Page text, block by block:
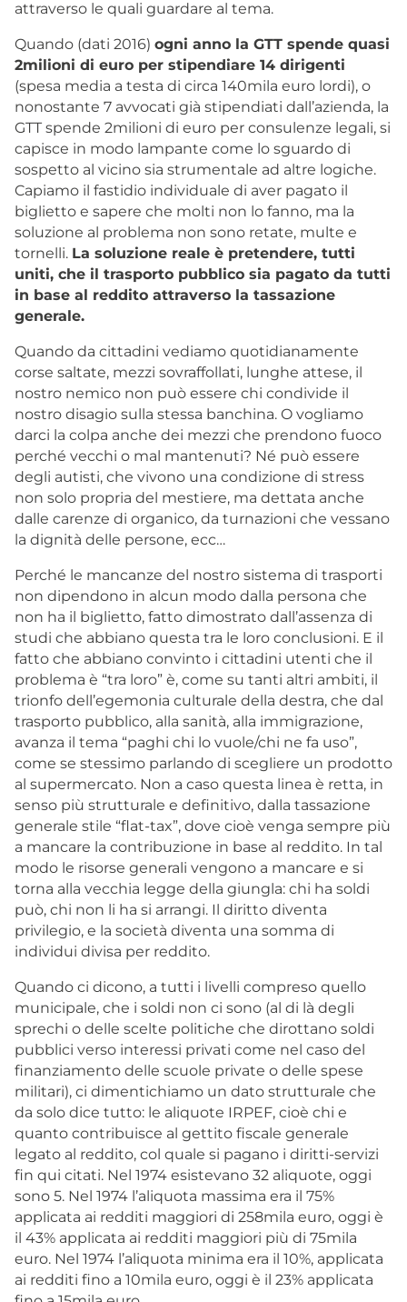
attraverso le quali guardare al tema.
Quando (dati 2016) ogni anno la GTT spende quasi
2milioni di euro per stipendiare 14 dirigenti
(spesa media a testa di circa 140mila euro lordi), o
nonostante 7 avvocati già stipendiati dall’azienda, la
GTT spende 2milioni di euro per consulenze legali, si
capisce in modo lampante come lo sguardo di
sospetto al vicino sia strumentale ad altre logiche.
Capiamo il fastidio individuale di aver pagato il
biglietto e sapere che molti non lo fanno, ma la
soluzione al problema non sono retate, multe e
tornelli. La soluzione reale è pretendere, tutti
uniti, che il trasporto pubblico sia pagato da tutti
in base al reddito attraverso la tassazione
generale.
Quando da cittadini vediamo quotidianamente
corse saltate, mezzi sovraffollati, lunghe attese, il
nostro nemico non può essere chi condivide il
nostro disagio sulla stessa banchina. O vogliamo
darci la colpa anche dei mezzi che prendono fuoco
perché vecchi o mal mantenuti? Né può essere
degli autisti, che vivono una condizione di stress
non solo propria del mestiere, ma dettata anche
dalle carenze di organico, da turnazioni che vessano
la dignità delle persone, ecc…
Perché le mancanze del nostro sistema di trasporti
non dipendono in alcun modo dalla persona che
non ha il biglietto, fatto dimostrato dall’assenza di
studi che abbiano questa tra le loro conclusioni. E il
fatto che abbiano convinto i cittadini utenti che il
problema è “tra loro” è, come su tanti altri ambiti, il
trionfo dell’egemonia culturale della destra, che dal
trasporto pubblico, alla sanità, alla immigrazione,
avanza il tema “paghi chi lo vuole/chi ne fa uso”,
come se stessimo parlando di scegliere un prodotto
al supermercato. Non a caso questa linea è retta, in
senso più strutturale e definitivo, dalla tassazione
generale stile “flat-tax”, dove cioè venga sempre più
a mancare la contribuzione in base al reddito. In tal
modo le risorse generali vengono a mancare e si
torna alla vecchia legge della giungla: chi ha soldi
può, chi non li ha si arrangi. Il diritto diventa
privilegio, e la società diventa una somma di
individui divisa per reddito.
Quando ci dicono, a tutti i livelli compreso quello
municipale, che i soldi non ci sono (al di là degli
sprechi o delle scelte politiche che dirottano soldi
pubblici verso interessi privati come nel caso del
finanziamento delle scuole private o delle spese
militari), ci dimentichiamo un dato strutturale che
da solo dice tutto: le aliquote IRPEF, cioè chi e
quanto contribuisce al gettito fiscale generale
legato al reddito, col quale si pagano i diritti-servizi
fin qui citati. Nel 1974 esistevano 32 aliquote, oggi
sono 5. Nel 1974 l’aliquota massima era il 75%
applicata ai redditi maggiori di 258mila euro, oggi è
il 43% applicata ai redditi maggiori più di 75mila
euro. Nel 1974 l’aliquota minima era il 10%, applicata
ai redditi fino a 10mila euro, oggi è il 23% applicata